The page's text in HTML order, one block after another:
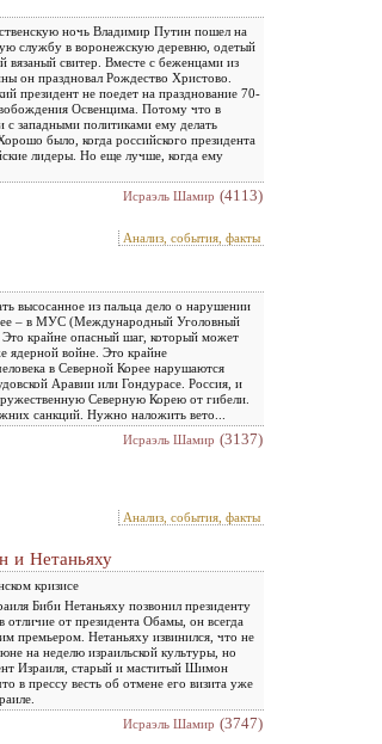
ночь Владимир Путин пошел на
службу в воронежскую деревню, одетый
вязаный свитер. Вместе с беженцами из
он праздновал Рождество Христово.
президент не поедет на празднование 70-
Освенцима. Потому что в
с западными политиками ему делать
было, когда российского президента
лидеры. Но еще лучше, когда ему
Исраэль Шамир (4113)
Анализ, события, факты
высосанное из пальца дело о нарушении
– в МУС (Международный Уголовный
крайне опасный шаг, который может
ядерной войне. Это крайне
в Северной Корее нарушаются
Аравии или Гондурасе. Россия, и
Северную Корею от гибели.
санкций. Нужно наложить вето...
Исраэль Шамир (3137)
Анализ, события, факты
и Нетаньяху
кризисе
Биби Нетаньяху позвонил президенту
отличие от президента Обамы, он всегда
премьером. Нетаньяху извинился, что не
на неделю израильской культуры, но
Израиля, старый и маститый Шимон
в прессу весть об отмене его визита уже
Исраэль Шамир (3747)